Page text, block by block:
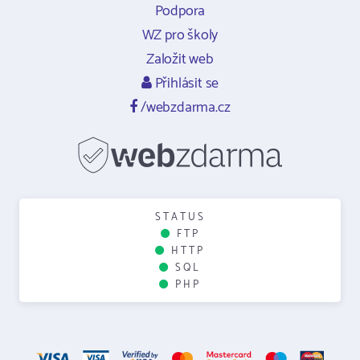
Podpora
WZ pro školy
Založit web
Přihlásit se
/webzdarma.cz
STATUS
FTP
HTTP
SQL
PHP